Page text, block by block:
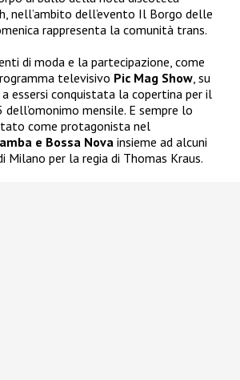
nell’ambito dell’evento Il Borgo delle
rappresenta la comunità trans.
di moda e la partecipazione, come
televisivo Pic Mag Show , su
essersi conquistata la copertina per il
mensile. E sempre lo
come protagonista nel
e Bossa Nova insieme ad alcuni
Milano per la regia di Thomas Kraus.